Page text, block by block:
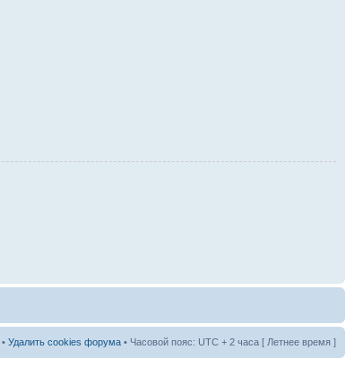
• Удалить cookies форума • Часовой пояс: UTC + 2 часа [ Летнее время ]